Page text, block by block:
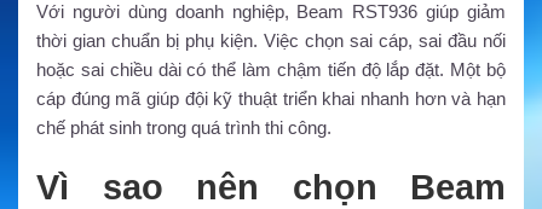
Với người dùng doanh nghiệp, Beam RST936 giúp giảm
thời gian chuẩn bị phụ kiện. Việc chọn sai cáp, sai đầu nối
hoặc sai chiều dài có thể làm chậm tiến độ lắp đặt. Một bộ
cáp đúng mã giúp đội kỹ thuật triển khai nhanh hơn và hạn
chế phát sinh trong quá trình thi công.
Vì sao nên chọn Beam